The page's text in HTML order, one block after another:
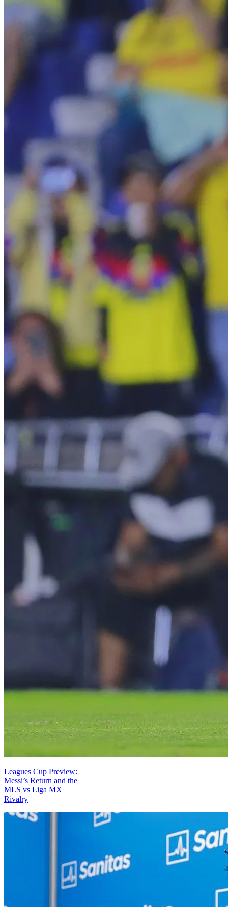
Leagues Cup Preview:
Messi’s Return and the
MLS vs Liga MX
Rivalry